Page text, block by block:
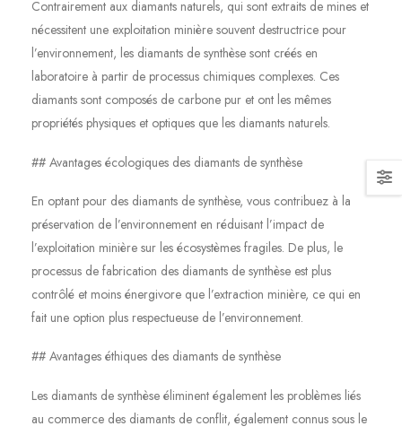
Contrairement aux diamants naturels, qui sont extraits de mines et
nécessitent une exploitation minière souvent destructrice pour
l’environnement, les diamants de synthèse sont créés en
laboratoire à partir de processus chimiques complexes. Ces
diamants sont composés de carbone pur et ont les mêmes
propriétés physiques et optiques que les diamants naturels.
## Avantages écologiques des diamants de synthèse
En optant pour des diamants de synthèse, vous contribuez à la
préservation de l’environnement en réduisant l’impact de
l’exploitation minière sur les écosystèmes fragiles. De plus, le
processus de fabrication des diamants de synthèse est plus
contrôlé et moins énergivore que l’extraction minière, ce qui en
fait une option plus respectueuse de l’environnement.
## Avantages éthiques des diamants de synthèse
Les diamants de synthèse éliminent également les problèmes liés
au commerce des diamants de conflit, également connus sous le